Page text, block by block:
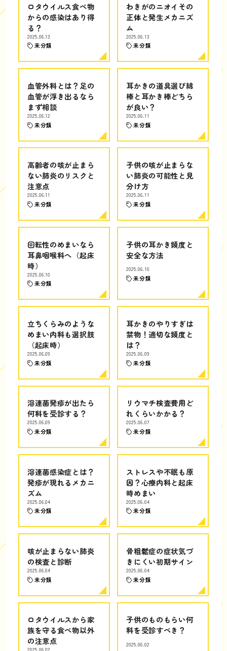
ロタウイルス食べ物
からの感染はあり得
る？
2025.06.13
未分類
わきがのニオイその
正体と発生メカニズ
ム
2025.06.13
未分類
血管外科とは？足の
血管が浮き出るなら
まず相談
2025.06.12
未分類
耳かきの道具選び綿
棒と耳かき棒どちら
が良い？
2025.06.11
未分類
高齢者の咳が止まら
ない肺炎のリスクと
注意点
2025.06.11
未分類
子供の咳が止まらな
い肺炎の可能性と見
分け方
2025.06.11
未分類
回転性のめまいなら
耳鼻咽喉科へ（起床
時）
2025.06.10
未分類
子供の耳かき頻度と
安全な方法
2025.06.10
未分類
立ちくらみのような
めまい内科も選択肢
（起床時）
2025.06.09
未分類
耳かきのやりすぎは
禁物！適切な頻度と
は？
2025.06.09
未分類
溶連菌発疹が出たら
何科を受診する？
2025.06.09
未分類
リウマチ検査費用ど
れくらいかかる？
2025.06.07
未分類
溶連菌感染症とは？
発疹が現れるメカニ
ズム
2025.06.04
未分類
ストレスや不眠も原
因？心療内科と起床
時めまい
2025.06.04
未分類
咳が止まらない肺炎
の検査と診断
2025.06.04
未分類
骨粗鬆症の症状気づ
きにくい初期サイン
2025.06.04
未分類
ロタウイルスから家
族を守る食べ物以外
の注意点
子供のものもらい何
科を受診すべき？
2025.06.02